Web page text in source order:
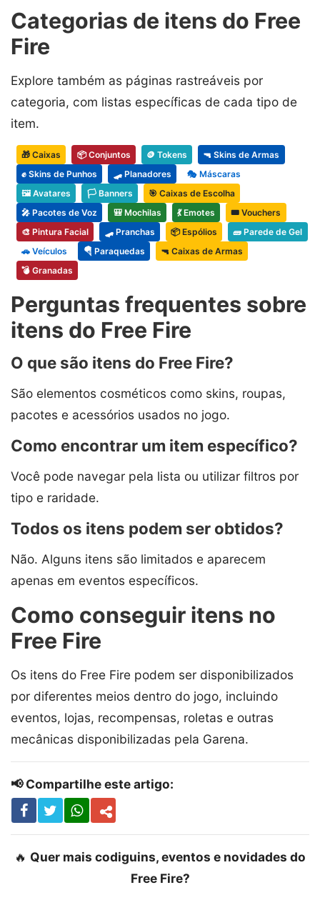
Categorias de itens do Free
Fire
Explore também as páginas rastreáveis por
categoria, com listas específicas de cada tipo de
item.
🎁 Caixas 📦 Conjuntos 🪙 Tokens
🔫 Skins de Armas
✊ Skins de Punhos
🛹 Planadores
🎭 Máscaras
🖼️ Avatares
🏳️ Banners
🎯 Caixas de Escolha
🎤 Pacotes de Voz
🎒 Mochilas 💃 Emotes
🎟️ Vouchers
🎨 Pintura Facial
🛹 Pranchas 📦 Espólios
🧱 Parede de Gel
🚗 Veículos
🪂 Paraquedas
🔫 Caixas de Armas
💣 Granadas
Perguntas frequentes sobre
itens do Free Fire
O que são itens do Free Fire?
São elementos cosméticos como skins, roupas,
pacotes e acessórios usados no jogo.
Como encontrar um item específico?
Você pode navegar pela lista ou utilizar filtros por
tipo e raridade.
Todos os itens podem ser obtidos?
Não. Alguns itens são limitados e aparecem
apenas em eventos específicos.
Como conseguir itens no
Free Fire
Os itens do Free Fire podem ser disponibilizados
por diferentes meios dentro do jogo, incluindo
eventos, lojas, recompensas, roletas e outras
mecânicas disponibilizadas pela Garena.
📢 Compartilhe este artigo:
🔥 Quer mais codiguins, eventos e novidades do
Free Fire?